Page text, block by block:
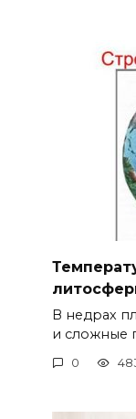
В недрах
и сложные
0